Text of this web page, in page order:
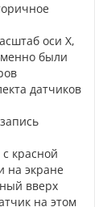
оси X,
были
датчиков
красной
на экране
вверх
на этом